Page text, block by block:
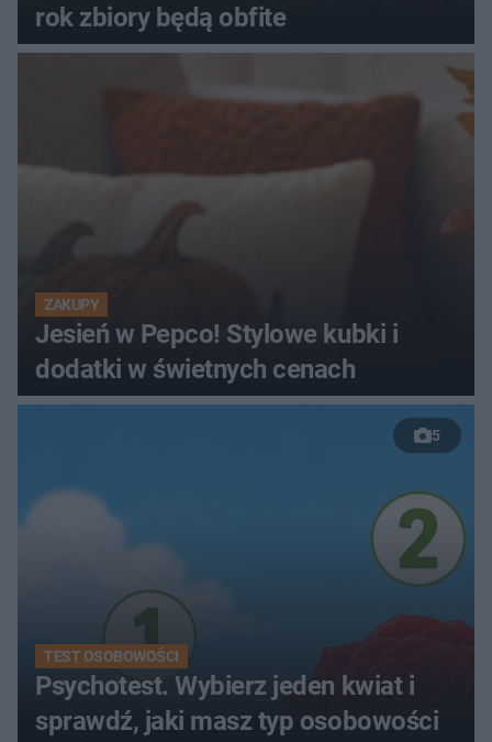
rok zbiory będą obfite
ZAKUPY
Jesień w Pepco! Stylowe kubki i
dodatki w świetnych cenach
5
TEST OSOBOWOŚCI
Psychotest. Wybierz jeden kwiat i
sprawdź, jaki masz typ osobowości